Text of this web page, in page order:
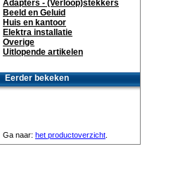
Adapters - (Verloop)stekkers
Beeld en Geluid
Huis en kantoor
Elektra installatie
Overige
Uitlopende artikelen
Eerder bekeken
Ga naar: het productoverzicht